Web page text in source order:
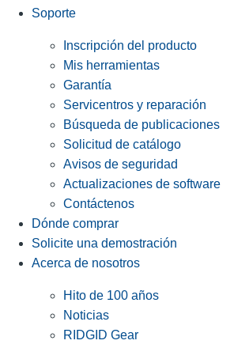
Soporte
Inscripción del producto
Mis herramientas
Garantía
Servicentros y reparación
Búsqueda de publicaciones
Solicitud de catálogo
Avisos de seguridad
Actualizaciones de software
Contáctenos
Dónde comprar
Solicite una demostración
Acerca de nosotros
Hito de 100 años
Noticias
RIDGID Gear